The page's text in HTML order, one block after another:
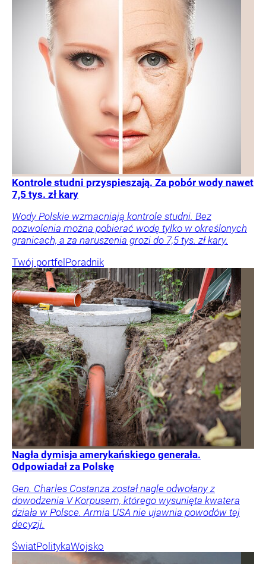
Kontrole studni przyspieszają. Za pobór wody nawet
7,5 tys. zł kary
Wody Polskie wzmacniają kontrole studni. Bez
pozwolenia można pobierać wodę tylko w określonych
granicach, a za naruszenia grozi do 7,5 tys. zł kary.
Twój portfel Poradnik
Nagła dymisja amerykańskiego generała.
Odpowiadał za Polskę
Gen. Charles Costanza został nagle odwołany z
dowodzenia V Korpusem, którego wysunięta kwatera
działa w Polsce. Armia USA nie ujawnia powodów tej
decyzji.
ŚwiatPolitykaWojsko